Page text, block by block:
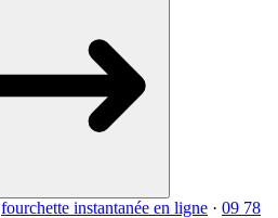
fourchette instantanée en ligne · 09 78